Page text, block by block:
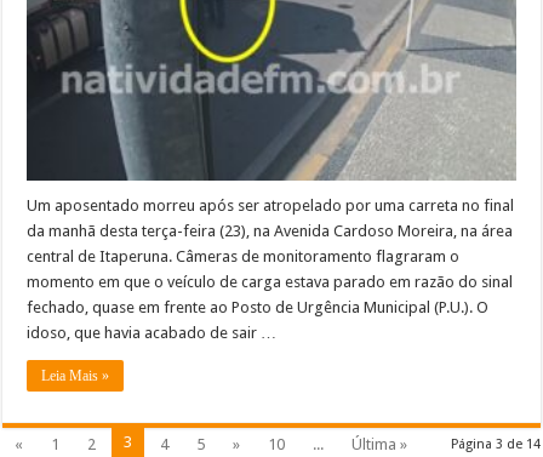
carreta
centro
de
Itaperuna
Um aposentado morreu após ser atropelado por uma carreta no final
da manhã desta terça-feira (23), na Avenida Cardoso Moreira, na área
central de Itaperuna. Câmeras de monitoramento flagraram o
momento em que o veículo de carga estava parado em razão do sinal
fechado, quase em frente ao Posto de Urgência Municipal (P.U.). O
idoso, que havia acabado de sair …
Leia Mais »
Página 3 de 14
« 1 2 3 4 5 » 10 ... Última »